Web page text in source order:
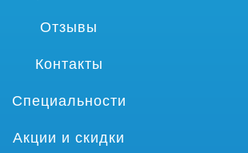
Отзывы
Контакты
Специальности
Акции и скидки